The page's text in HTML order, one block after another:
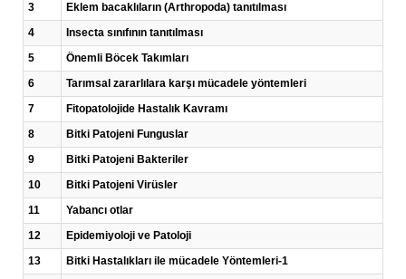
3
Eklem bacaklıların (Arthropoda) tanıtılması
4
Insecta sınıfının tanıtılması
5
Önemli Böcek Takımları
6
Tarımsal zararlılara karşı mücadele yöntemleri
7
Fitopatolojide Hastalık Kavramı
8
Bitki Patojeni Funguslar
9
Bitki Patojeni Bakteriler
10
Bitki Patojeni Virüsler
11
Yabancı otlar
12
Epidemiyoloji ve Patoloji
13
Bitki Hastalıkları ile mücadele Yöntemleri-1